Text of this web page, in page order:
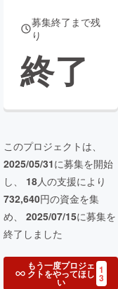
募集終了まで残
り
終了
このプロジェクトは、
2025/05/31に募集を開始
し、 18人の支援により
732,640円の資金を集
め、 2025/07/15に募集を
終了しました
もう一度プロジェ
クトをやってほし
い
1
3